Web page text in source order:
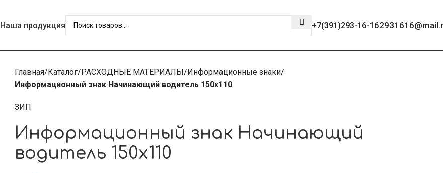
Наша продукция +7(391)293-16-16
Главная Каталог РАСХОДНЫЕ МАТЕРИАЛЫ Информационные знаки
Информационный знак Начинающий водитель 150х110
ЗИП
Информационный знак Начинающий
водитель 150х110